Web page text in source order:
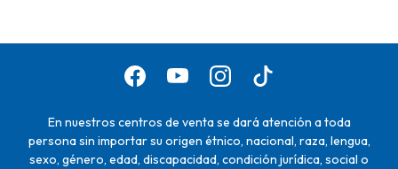
En nuestros centros de venta se dará atención a toda
persona sin importar su origen étnico, nacional, raza, lengua,
sexo, género, edad, discapacidad, condición jurídica, social o